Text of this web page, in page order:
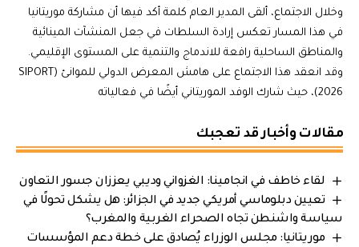
وخلال الاجتماع، ألقى المدير العام كلمة أكد فيها أن مشاركة موريتانيا
في هذا المسار تعكس إرادة السلطات في جعل المنشآت المينائية
والمناطق الساحلية رافعة للاندماج والتنمية على المستوى الإقليمي.
وقد انعقد هذا الاجتماع على هامش المعرض الدولي للموانئ (SIPORT
2026)، حيث شارك الوفد الموريتاني أيضًا في فعالياته
مقالات وأخبار قد تعجبك
لقاء خاطف في انجامينا: الغزواني وديبي يعززان جسور التعاون
تعيين دبلوماسي أمريكي جديد في الجزائر: هل يشكل تحولًا في
سياسة واشنطن تجاه الصحراء الغربية والمغرب؟
موريتانيا: مجلس الوزراء يُصادق على خطة دعم المؤسسات